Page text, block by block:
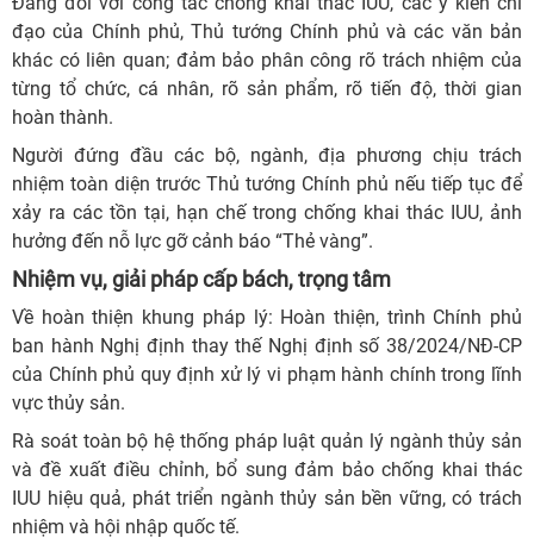
đạo của Chính phủ, Thủ tướng Chính phủ và các văn bản
khác có liên quan; đảm bảo phân công rõ trách nhiệm của
từng tổ chức, cá nhân, rõ sản phẩm, rõ tiến độ, thời gian
hoàn thành.
Người đứng đầu các bộ, ngành, địa phương chịu trách
nhiệm toàn diện trước Thủ tướng Chính phủ nếu tiếp tục để
xảy ra các tồn tại, hạn chế trong chống khai thác IUU, ảnh
hưởng đến nỗ lực gỡ cảnh báo “Thẻ vàng”.
Nhiệm vụ, giải pháp cấp bách, trọng tâm
Về hoàn thiện khung pháp lý: Hoàn thiện, trình Chính phủ
ban hành Nghị định thay thế Nghị định số 38/2024/NĐ-CP
của Chính phủ quy định xử lý vi phạm hành chính trong lĩnh
vực thủy sản.
Rà soát toàn bộ hệ thống pháp luật quản lý ngành thủy sản
và đề xuất điều chỉnh, bổ sung đảm bảo chống khai thác
IUU hiệu quả, phát triển ngành thủy sản bền vững, có trách
nhiệm và hội nhập quốc tế.